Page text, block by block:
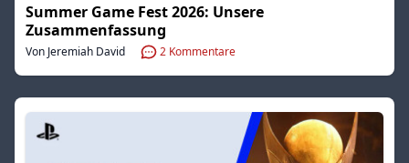
Summer Game Fest 2026: Unsere
Zusammenfassung
Von Jeremiah David 2 Kommentare